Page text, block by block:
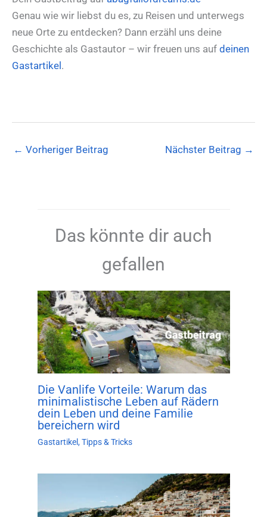
Genau wie wir liebst du es, zu Reisen und unterwegs
neue Orte zu entdecken? Dann erzähl uns deine
Geschichte als Gastautor – wir freuen uns auf deinen
Gastartikel.
← Vorheriger Beitrag Nächster Beitrag →
Das könnte dir auch
gefallen
Die Vanlife Vorteile: Warum das
minimalistische Leben auf Rädern
dein Leben und deine Familie
bereichern wird
Gastartikel,Tipps & Tricks